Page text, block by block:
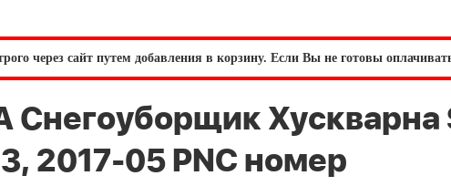
через сайт путем добавления в корзину. Если Вы не готовы
Хускварна
2017-05 PNC номер